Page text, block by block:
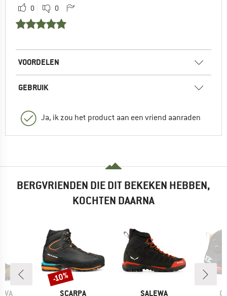
0 0
VOORDELEN
GEBRUIK
Ja, ik zou het product aan een vriend aanraden
BERGVRIENDEN DIE DIT BEKEKEN HEBBEN,
KOCHTEN DAARNA
MERK
SCARPA
Korting
-10%
MERK
SALEWA